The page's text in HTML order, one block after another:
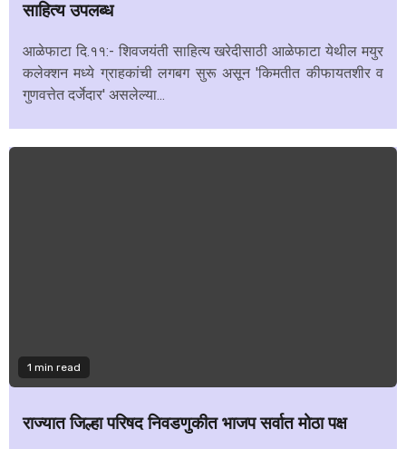
साहित्य उपलब्ध
आळेफाटा दि.११:- शिवजयंती साहित्य खरेदीसाठी आळेफाटा येथील मयुर
कलेक्शन मध्ये ग्राहकांची लगबग सुरू असून 'किमतीत कीफायतशीर व
गुणवत्तेत दर्जेदार' असलेल्या...
1 min read
राज्यात जिल्हा परिषद निवडणुकीत भाजप सर्वात मोठा पक्ष